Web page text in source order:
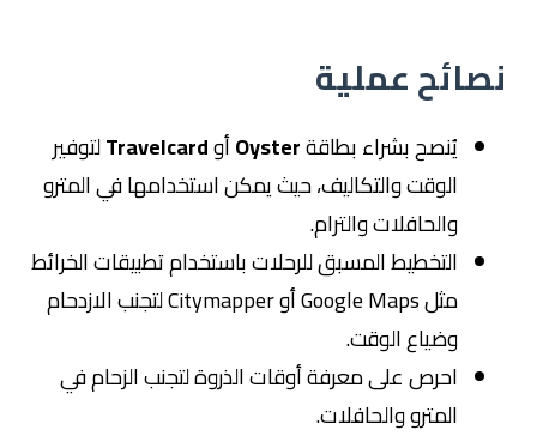
نصائح عملية
يُنصح بشراء بطاقةOysterأوTravelcardلتوفير
الوقت والتكاليف، حيث يمكن استخدامها في المترو
والحافلات والترام.
التخطيط المسبق للرحلات باستخدام تطبيقات الخرائط
مثل Google Maps أو Citymapper لتجنب الازدحام
وضياع الوقت.
احرص على معرفة أوقات الذروة لتجنب الزحام في
المترو والحافلات.